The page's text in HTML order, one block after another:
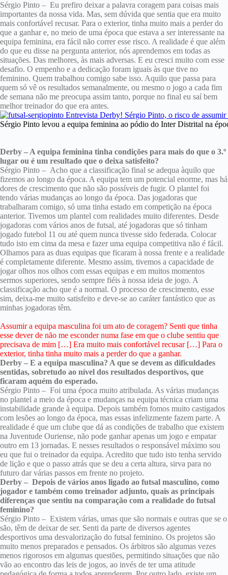
Sérgio Pinto – Eu prefiro deixar a palavra coragem para coisas mais
importantes da nossa vida. Mas, sem dúvida que sentia que era muito
mais confortável recusar. Para o exterior, tinha muito mais a perder do
que a ganhar e, no meio de uma época que estava a ser interessante na
equipa feminina, era fácil não correr esse risco. A realidade é que além
do que eu disse na pergunta anterior, nós aprendemos em todas as
situações. Das melhores, às mais adversas. E eu cresci muito com esse
desafio. O empenho e a dedicação foram iguais às que tive no
feminino. Quem trabalhou comigo sabe isso. Aquilo que passa para
quem só vê os resultados semanalmente, ou mesmo o jogo a cada fim
de semana não me preocupa assim tanto, porque no final eu saí bem
melhor treinador do que era antes.
Sérgio Pinto levou a equipa feminina ao pódio do Inter Distrital na
Derby – A equipa feminina tinha condições para mais do que o 3.º
lugar ou é um resultado que o deixa satisfeito?
Sérgio Pinto – Acho que a classificação final se adequa àquilo que
fizemos ao longo da época. A equipa tem um potencial enorme, mas há
dores de crescimento que não são possíveis de fugir. O plantel foi
tendo várias mudanças ao longo da época. Das jogadoras que
trabalharam comigo, só uma tinha estado em competição na época
anterior. Tivemos um plantel com realidades muito diferentes. Desde
jogadoras com vários anos de futsal, até jogadoras que só tinham
jogado futebol 11 ou até quem nunca tivesse sido federada. Colocar
tudo isto em cima da mesa e fazer uma equipa competitiva não é fácil.
Olhamos para as duas equipas que ficaram à nossa frente e a realidade
é completamente diferente. Mesmo assim, tivemos a capacidade de
jogar olhos nos olhos com essas equipas e em muitos momentos
sermos superiores, sendo sempre fiéis à nossa ideia de jogo. A
classificação acho que é a normal. O processo de crescimento, esse
sim, deixa-me muito satisfeito e deve-se ao caráter fantástico que as
minhas jogadoras têm.
Assumir a equipa masculina foi um ato de coragem? Senti que tinha
esse dever de não me esconder numa fase em que o clube sentiu que
precisava de mim […] Era muito mais confortável recusar […] Para o
exterior, tinha tinha muito mais a perder do que a ganhar.
Derby – E a equipa masculina? A que se devem as dificuldades
sentidas, sobretudo ao nível dos resultados desportivos, que
ficaram aquém do esperado.
Sérgio Pinto – Foi uma época muito atribulada. As várias mudanças
no plantel a meio da época e mudanças na equipa técnica criam uma
instabilidade grande à equipa. Depois também fomos muito castigados
com lesões ao longo da época, mas essas infelizmente fazem parte. A
realidade é que um clube que dá as condições de trabalho que existem
na Juventude Ouriense, não pode ganhar apenas um jogo e empatar
outro em 13 jornadas. E nesses resultados o responsável máximo sou
eu que fui o treinador da equipa. Acredito que tudo isto tenha servido
de lição e que o passo atrás que se deu a certa altura, sirva para no
futuro dar várias passos em frente no projeto.
Derby – Depois de vários anos ligado ao futsal masculino, como
jogador e também como treinador adjunto, quais as principais
diferenças que sentiu na comparação com a realidade do futsal
feminino?
Sérgio Pinto – Existem várias, umas que são normais e outras que se o
são, têm de deixar de ser. Senti da parte de diversos agentes
desportivos uma desvalorização do futsal feminino. Os projetos são
muito menos preparados e pensados. Os árbitros são algumas vezes
menos rigorosos em algumas questões, permitindo situações que não
vão ao encontro das leis de jogos, ao invés de ter uma atitude